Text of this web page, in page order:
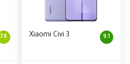
7.6 9.1
Xiaomi Civi 3